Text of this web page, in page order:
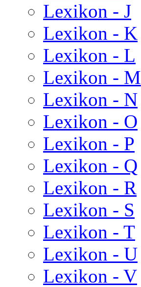
Lexikon - J
Lexikon - K
Lexikon - L
Lexikon - M
Lexikon - N
Lexikon - O
Lexikon - P
Lexikon - Q
Lexikon - R
Lexikon - S
Lexikon - T
Lexikon - U
Lexikon - V